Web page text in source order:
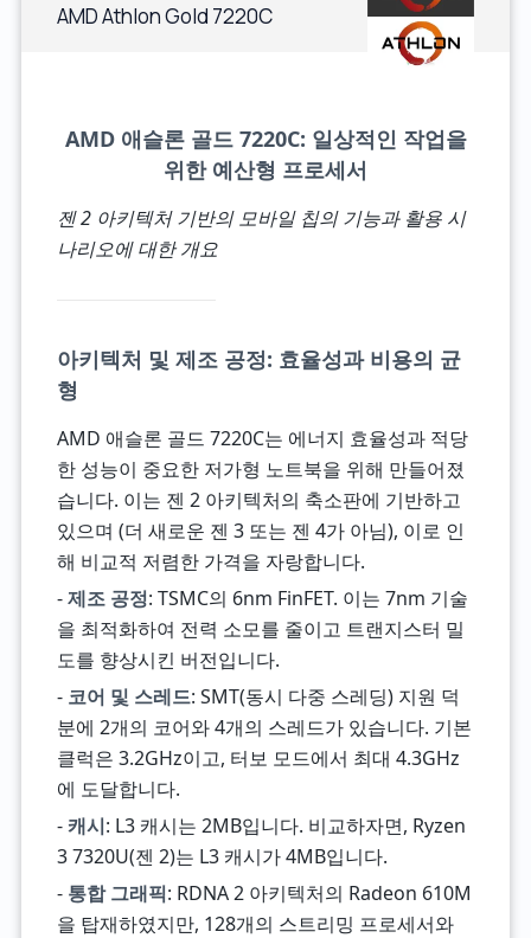
AMD Athlon Gold 7220C
AMD 애슬론 골드 7220C: 일상적인 작업을
위한 예산형 프로세서
젠 2 아키텍처 기반의 모바일 칩의 기능과 활용 시
나리오에 대한 개요
아키텍처 및 제조 공정: 효율성과 비용의 균
형
AMD 애슬론 골드 7220C는 에너지 효율성과 적당
한 성능이 중요한 저가형 노트북을 위해 만들어졌
습니다. 이는 젠 2 아키텍처의 축소판에 기반하고
있으며 (더 새로운 젠 3 또는 젠 4가 아님), 이로 인
해 비교적 저렴한 가격을 자랑합니다.
-제조 공정: TSMC의 6nm FinFET. 이는 7nm 기술
을 최적화하여 전력 소모를 줄이고 트랜지스터 밀
도를 향상시킨 버전입니다.
- 코어 및 스레드: SMT(동시 다중 스레딩) 지원 덕
분에 2개의 코어와 4개의 스레드가 있습니다. 기본
클럭은 3.2GHz이고, 터보 모드에서 최대 4.3GHz
에 도달합니다.
-캐시: L3 캐시는 2MB입니다. 비교하자면, Ryzen
3 7320U(젠 2)는 L3 캐시가 4MB입니다.
- 통합 그래픽: RDNA 2 아키텍처의 Radeon 610M
을 탑재하였지만, 128개의 스트리밍 프로세서와